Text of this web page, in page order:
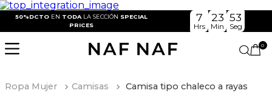
50%DCTO EN TODA LA SECCIÓN SPECIAL
PRICES
7
Hrs
23
Min
53
Seg
0
Ropa Mujer Camisas Camisa tipo chaleco a rayas